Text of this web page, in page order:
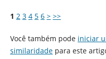
1 2 3 4 5 6 > >>
Você também pode iniciar
similaridadepara este